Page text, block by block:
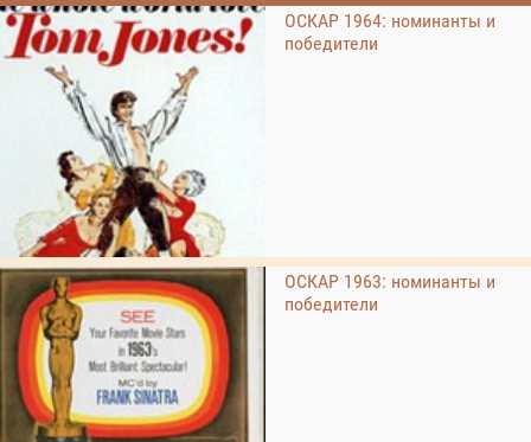
ОСКАР 1964: номинанты и
победители
ОСКАР 1963: номинанты и
победители